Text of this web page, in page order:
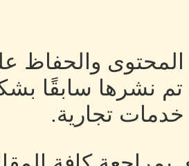
والحفاظ
تم نشرها سابقًا
خدمات تجارية.